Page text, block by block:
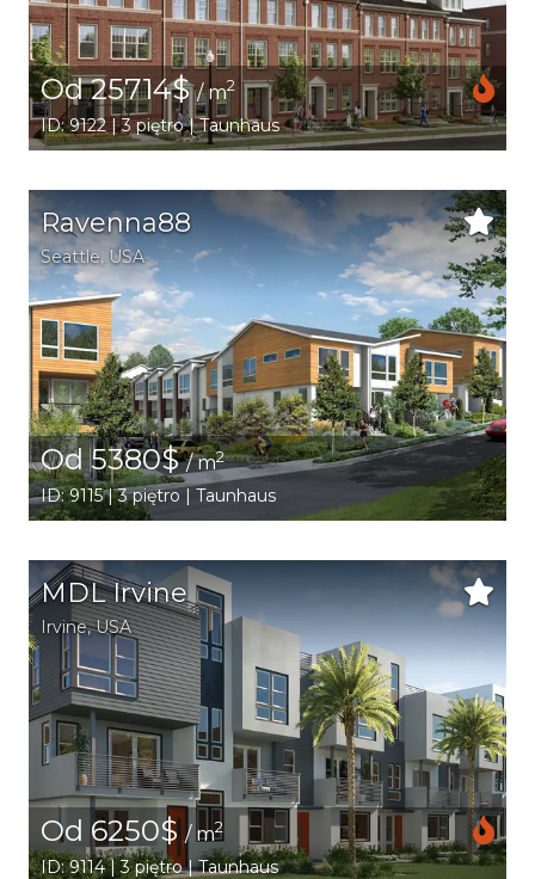
Od 25714$/ m2
ID: 9122 | 3 piętro | Taunhaus
Ravenna88
Seattle, USA
Od 5380$/ m2
ID: 9115 | 3 piętro | Taunhaus
MDL Irvine
Irvine,USA
Od 6250$ / m2
ID: 9114 | 3 piętro | Taunhaus